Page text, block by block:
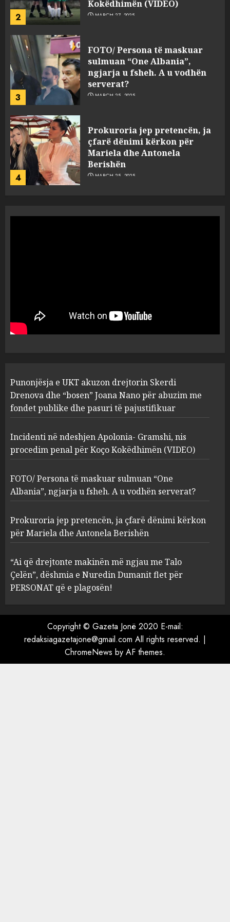
2
Kokëdhimën (VIDEO)
MARCH 27, 2025
3
FOTO/ Persona të maskuar
sulmuan “One Albania”,
ngjarja u fsheh. A u vodhën
serverat?
MARCH 25, 2025
4
Prokuroria jep pretencën, ja
çfarë dënimi kërkon për
Mariela dhe Antonela
Berishën
MARCH 25, 2025
1
“bosen” Joana Nano për
abuzim me fondet publike dhe
pasuri të pajustifikuar
2
Apolonia- Gramshi, nis
procedim penal për Koço
Kokëdhimën (VIDEO)
MARCH 27, 2025
3
FOTO/ Persona të maskuar
sulmuan “One Albania”,
ngjarja u fsheh. A u vodhën
serverat?
MARCH 25, 2025
4
Prokuroria jep pretencën, ja
çfarë dënimi kërkon për
Berishën
MARCH 25, 2025
ngjau me Talo Çelën”,
dëshmia e Nuredin Dumanit
flet për PERSONAT që e
plagosën!
Punonjësja e UKT akuzon drejtorin Skerdi
Drenova dhe “bosen” Joana Nano për abuzim me
fondet publike dhe pasuri të pajustifikuar
Incidenti në ndeshjen Apolonia- Gramshi, nis
procedim penal për Koço Kokëdhimën (VIDEO)
FOTO/ Persona të maskuar sulmuan “One
Albania”, ngjarja u fsheh. A u vodhën serverat?
Prokuroria jep pretencën, ja çfarë dënimi kërkon
për Mariela dhe Antonela Berishën
“Ai që drejtonte makinën më ngjau me Talo
Çelën”, dëshmia e Nuredin Dumanit flet për
PERSONAT që e plagosën!
Copyright © Gazeta Jonë 2020 E-mail:
redaksiagazetajone@gmail.com All rights reserved. |
ChromeNews by AF themes.